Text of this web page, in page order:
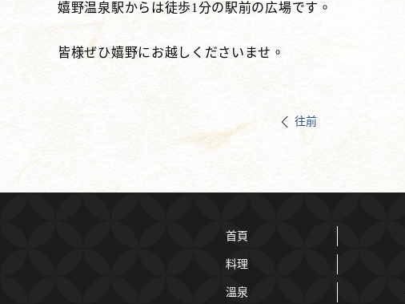
嬉野温泉駅からは徒歩1分の駅前の広場です。
皆様ぜひ嬉野にお越しくださいませ。
往前
首頁
料理
溫泉